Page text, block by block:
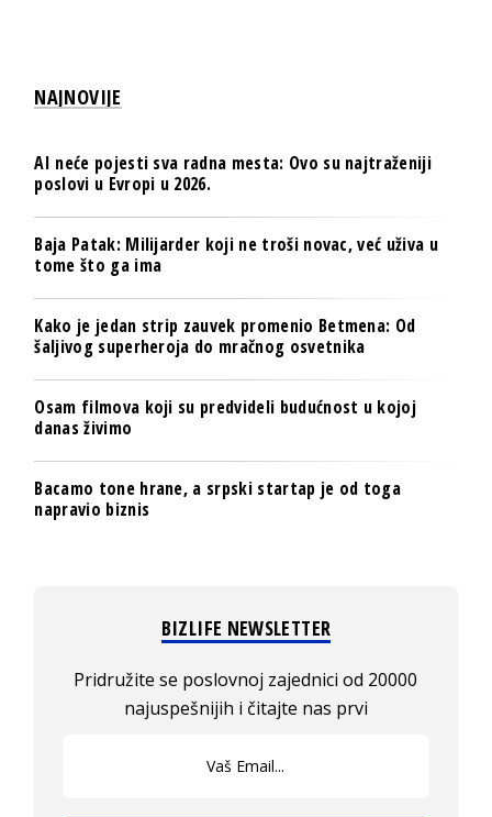
NAJNOVIJE
AI neće pojesti sva radna mesta: Ovo su najtraženiji
poslovi u Evropi u 2026.
Baja Patak: Milijarder koji ne troši novac, već uživa u
tome što ga ima
Kako je jedan strip zauvek promenio Betmena: Od
šaljivog superheroja do mračnog osvetnika
Osam filmova koji su predvideli budućnost u kojoj
danas živimo
Bacamo tone hrane, a srpski startap je od toga
napravio biznis
BIZLIFE NEWSLETTER
Pridružite se poslovnoj zajednici od 20000
najuspešnijih i čitajte nas prvi